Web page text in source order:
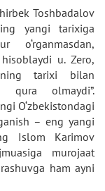
Toshbadalov
yangi tarixiga
o‘rganmasdan,
u. Zero,
tarixi bilan
qura olmaydi”.
O‘zbekistondagi
– eng yangi
Islom Karimov
murojaat
ham ayni